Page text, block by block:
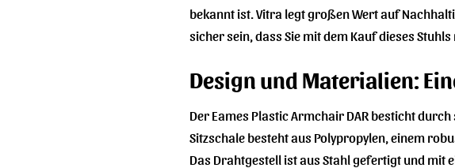
bekannt ist. Vitra legt großen Wert auf
sicher sein, dass Sie mit dem Kauf dieses
Design und Materialien:
Der Eames Plastic Armchair DAR besticht
Sitzschale besteht aus Polypropylen, einem
Das Drahtgestell ist aus Stahl gefertigt und mit